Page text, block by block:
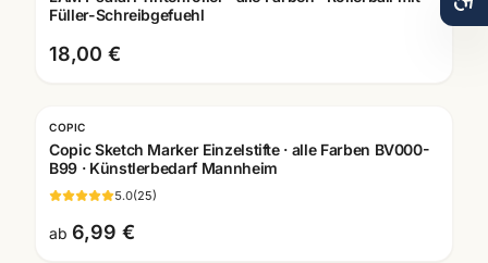
Füller-Schreibgefuehl
18,00 €
COPIC
Copic Sketch Marker Einzelstifte · alle Farben BV000-
B99 · Künstlerbedarf Mannheim
5.0(25)
ab 6,99 €